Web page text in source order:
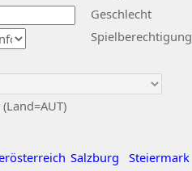
Geschlecht
Spielberechtigung
Salzburg Steiermark